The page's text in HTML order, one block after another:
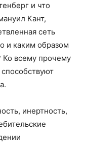
и что
Кант,
сеть
и каким образом
Ко всему прочему
инертность,